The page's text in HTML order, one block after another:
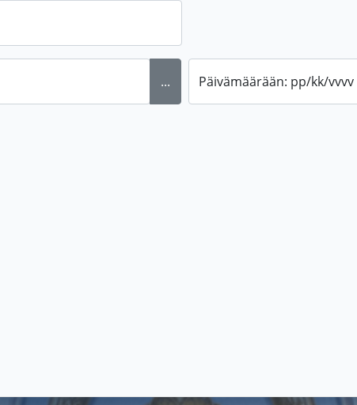
... Päivämäärään: pp/kk/vvvv